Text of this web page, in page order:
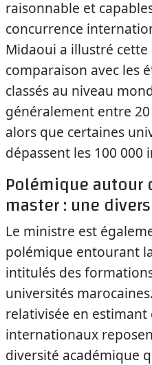
raisonnable et
concurrence
Midaoui a illustré
comparaison avec les
classés au niveau
généralement entre
alors que certaines
dépassent les 100 000
Polémique
master : une
Le ministre est
polémique entourant
intitulés des
universités
relativisée en
internationaux
diversité académique